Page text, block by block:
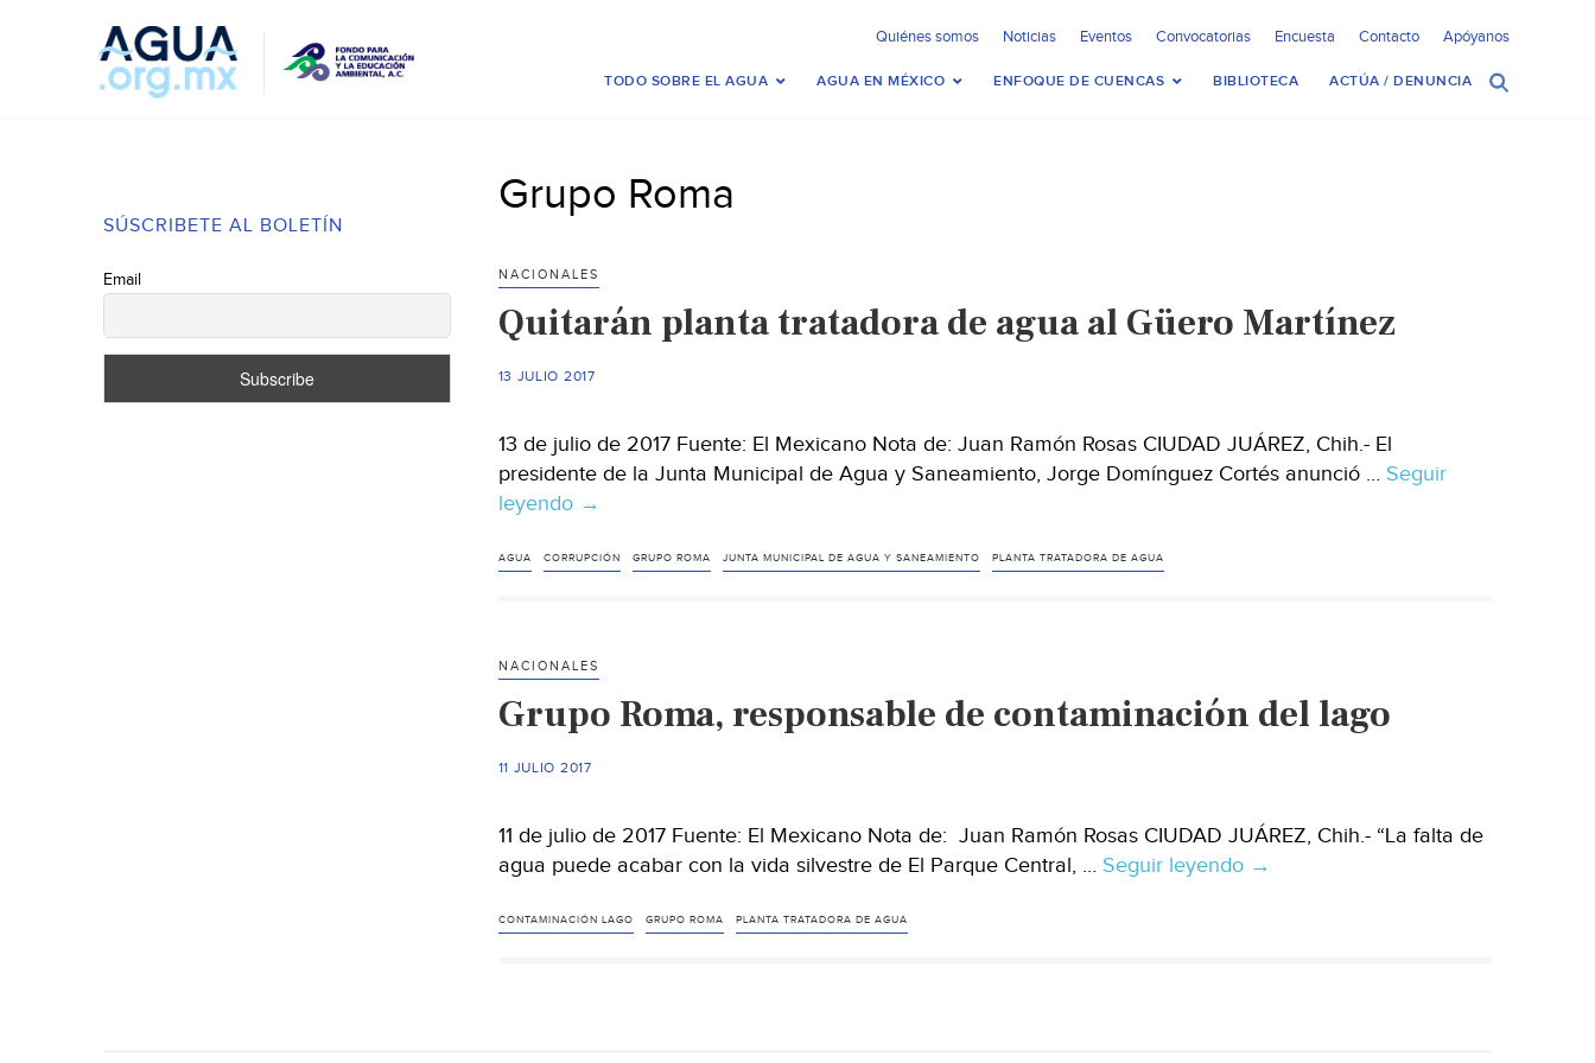
Quiénes somos Noticias Eventos Convocatorias Encuesta Contacto Apóyanos
TODO SOBRE EL AGUA AGUA EN MÉXICO ENFOQUE DE CUENCAS BIBLIOTECA ACTÚA / DENUNCIA
SÚSCRIBETE AL BOLETÍN
Email
Grupo Roma
NACIONALES
Quitarán planta tratadora de agua al Güero Martínez
13 JULIO 2017
13 de julio de 2017 Fuente: El Mexicano Nota de: Juan Ramón Rosas CIUDAD JUÁREZ, Chih.- El
presidente de la Junta Municipal de Agua y Saneamiento, Jorge Domínguez Cortés anunció … Seguir
leyendo Quitarán
tratadora
Güero
Martínez
→
AGUA CORRUPCIÓN GRUPO ROMA JUNTA MUNICIPAL DE AGUA Y SANEAMIENTO PLANTA TRATADORA DE AGUA
NACIONALES
Grupo Roma, responsable de contaminación del lago
11 JULIO 2017
11 de julio de 2017 Fuente: El Mexicano Nota de: Juan Ramón Rosas CIUDAD JUÁREZ, Chih.- “La falta de
agua puede acabar con la vida silvestre de El Parque Central, … Seguir leyendo Grupo
→
CONTAMINACIÓN LAGO GRUPO ROMA PLANTA TRATADORA DE AGUA